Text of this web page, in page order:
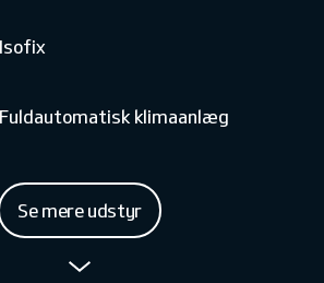
Isofix
Fuldautomatisk klimaanlæg
Se mere udstyr